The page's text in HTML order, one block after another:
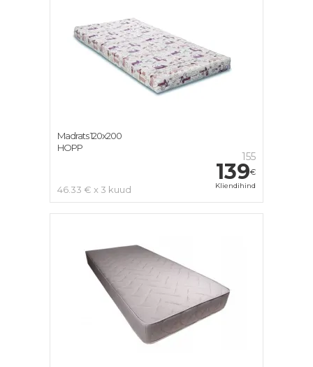
155
139€
Kliendihind
46.33 € x 3 kuud
Madrats 120x200
HOPP